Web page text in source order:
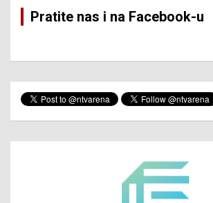
Pratite nas i na Facebook-u